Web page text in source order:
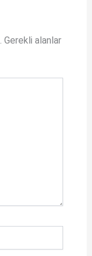
Gerekli alanlar